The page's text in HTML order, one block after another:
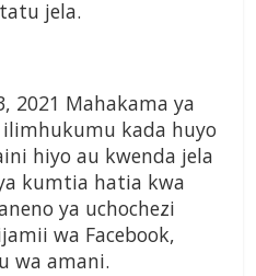
jela.
2021 Mahakama ya
kada huyo
hiyo au kwenda jela
kumtia hatia kwa
ya uchochezi
wa Facebook,
wa amani.